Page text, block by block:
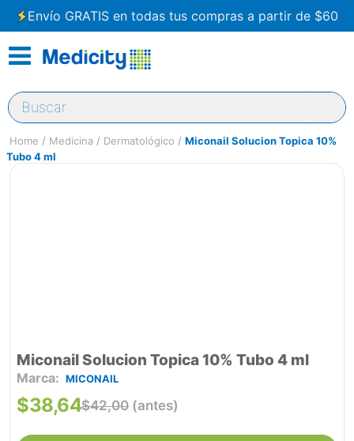
Envío GRATIS en todas tus compras a partir de $60
Buscar
Medicina Dermatológico
Miconail Solucion Topica 10%
Tubo 4 ml
Miconail Solucion Topica 10% Tubo 4 ml
MICONAIL
$42,00 (antes)
$38,64